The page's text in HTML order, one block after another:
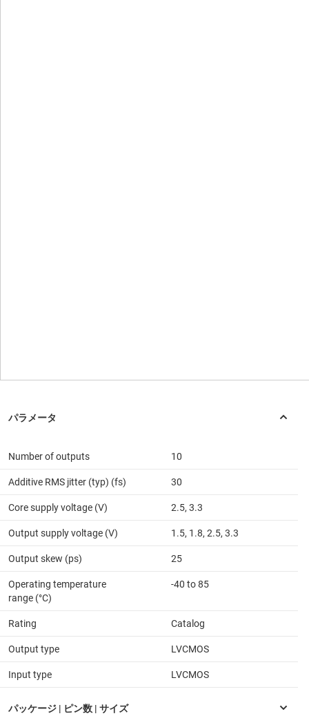
Number of outputs 10
Additive RMS jitter (typ) (fs) 30
Core supply voltage (V) 2.5, 3.3
Output supply voltage (V) 1.5, 1.8, 2.5, 3.3
Output skew (ps) 25
Operating temperature
range (°C)
-40 to 85
Rating Catalog
Output type LVCMOS
Input type LVCMOS